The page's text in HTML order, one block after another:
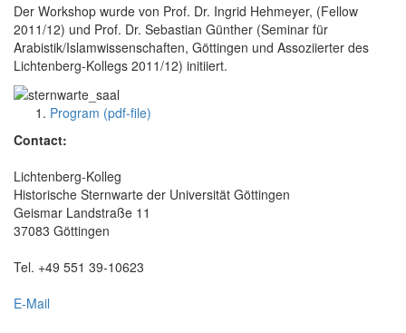
Der Workshop wurde von Prof. Dr. Ingrid Hehmeyer, (Fellow
2011/12) und Prof. Dr. Sebastian Günther (Seminar für
Arabistik/Islamwissenschaften, Göttingen und Assoziierter des
Lichtenberg-Kollegs 2011/12) initiiert.
Program (pdf-file)
Contact:
Lichtenberg-Kolleg
Historische Sternwarte der Universität Göttingen
Geismar Landstraße 11
37083 Göttingen
Tel. +49 551 39-10623
E-Mail